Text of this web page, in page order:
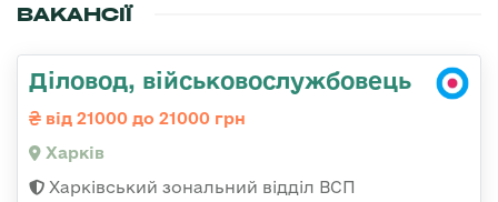
ВАКАНСІЇ
Діловод, військовослужбовець
від 21000 до 21000 грн
Харків
Харківський зональний відділ ВСП